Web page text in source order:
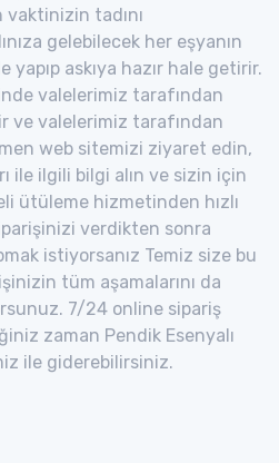
tadını
gelebilecek her eşyanın
askıya hazır hale getirir.
valelerimiz tarafından
ve valelerimiz tarafından
web sitemizi ziyaret edin,
ile ilgili bilgi alın ve sizin için
ütüleme hizmetinden hızlı
verdikten sonra
istiyorsanız Temiz size bu
tüm aşamalarını da
7/24 online sipariş
zaman Pendik Esenyalı
ile giderebilirsiniz.